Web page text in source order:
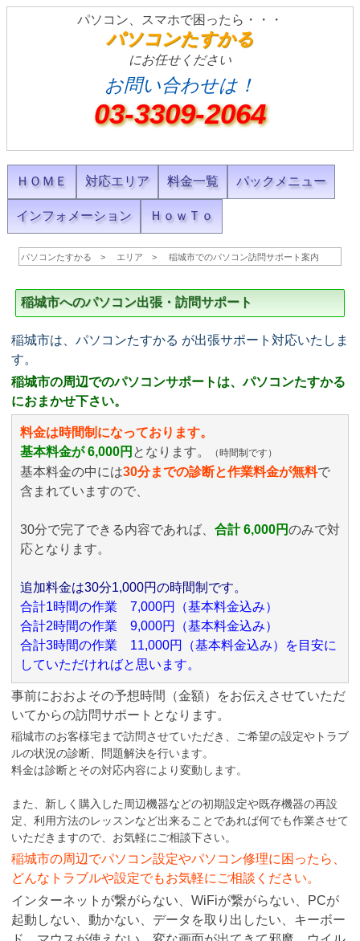
パソコン、スマホで困ったら・・・
パソコンたすかる
にお任せください
お問い合わせは！
03-3309-2064
ＨＯＭＥ 対応エリア 料金一覧 パックメニュー
インフォメーション ＨｏｗＴｏ
パソコンたすかる エリア 稲城市でのパソコン訪問サポート案内
稲城市へのパソコン出張・訪問サポート
稲城市は、パソコンたすかる が出張サポート対応いたしま
す。
稲城市の周辺でのパソコンサポートは、パソコンたすかる
におまかせ下さい。
料金は時間制になっております。
基本料金が 6,000円 となります。 （時間制です）
基本料金の中には30分までの診断と作業料金が無料で
含まれていますので、
30分で完了できる内容であれば、 合計 6,000円のみで対
応となります。
追加料金は30分1,000円の時間制です。
合計1時間の作業 7,000円（基本料金込み）
合計2時間の作業 9,000円（基本料金込み）
合計3時間の作業 11,000円（基本料金込み）を目安に
していただければと思います。
事前におおよその予想時間（金額）をお伝えさせていただ
いてからの訪問サポートとなります。
稲城市のお客様宅まで訪問させていただき、ご希望の設定やトラブ
ルの状況の診断、問題解決を行います。
料金は診断とその対応内容により変動します。
また、新しく購入した周辺機器などの初期設定や既存機器の再設
定、利用方法のレッスンなど出来ることであれば何でも作業させて
いただきますので、お気軽にご相談下さい。
稲城市の周辺でパソコン設定やパソコン修理に困ったら、
どんなトラブルや設定でもお気軽にご相談ください。
インターネットが繋がらない、WiFiが繋がらない、PCが
起動しない、動かない、データを取り出したい、キーボー